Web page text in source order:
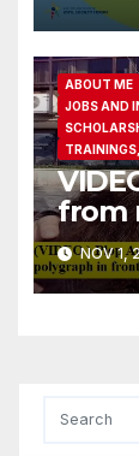
ABOUT ME
JOBS AND
from
front
NOV 1,